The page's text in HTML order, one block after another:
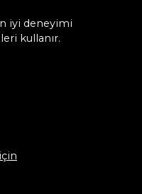
iyi deneyimi
kullanır.